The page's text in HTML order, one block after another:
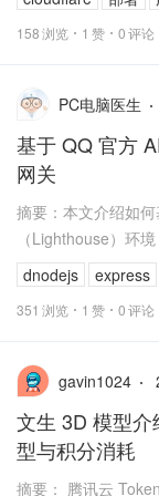
158浏览 1 赞 0评论
PC电脑医生
基于 QQ 官方
网关
摘要：本文介绍如
（Lighthouse）环
架编写一个自定义的
dnodejs express
351 浏览 1 赞 0评论
gavin1024
文生 3D 模型
型与积分消耗
摘要： 腾讯云